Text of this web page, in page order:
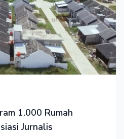
1.000 Rumah
Jurnalis